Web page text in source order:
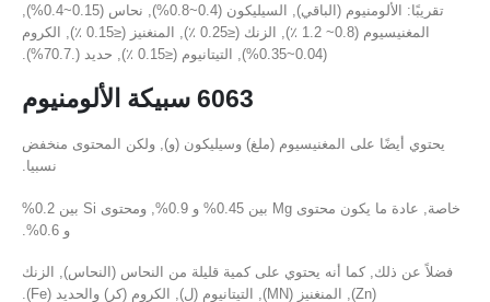
تقريبًا: الألومنيوم (الباقي), السيليكون (0.4~0.8%), نحاس (0.15~0.4%),
المغنيسيوم (0.8~ 1.2 ٪), الزنك (≤0.25 ٪), المنغنيز (≤0.15 ٪), الكروم
(0.04~0.35%), التيتانيوم (≤0.15 ٪), حديد (.70.7%).
6063 سبيكة الألومنيوم
يحتوي أيضًا على المغنيسيوم (ملغ) وسيليكون (و), ولكن المحتوى منخفض
نسبيا.
خاصة, عادة ما يكون محتوى Mg بين 0.45% و 0.9%, ومحتوى Si بين 0.2%
و 0.6%.
فضلاً عن ذلك, كما أنه يحتوي على كمية قليلة من النحاس (النحاس), الزنك
(Zn), المنغنيز (MN), التيتانيوم (ل), الكروم (كر) والحديد (Fe).